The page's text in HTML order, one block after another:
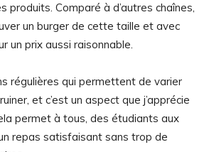
produits. Comparé à d’autres chaînes,
un burger de cette taille et avec
un prix aussi raisonnable.
régulières qui permettent de varier
et c’est un aspect que j’apprécie
permet à tous, des étudiants aux
repas satisfaisant sans trop de